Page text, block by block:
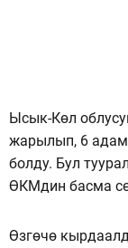
Ысык-Көл
жарылып, 6
болду. Бул
ӨКМдин басма
Өзгөчө